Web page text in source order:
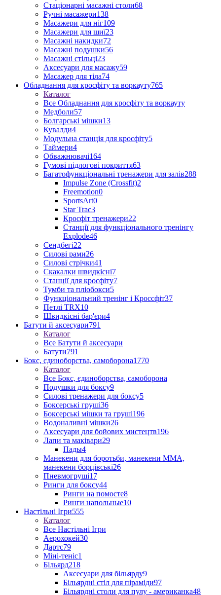
Стаціонарні масажні столи68
Ручні масажери138
Масажери для ніг109
Масажери для шиї23
Масажні накидки72
Масажні подушки56
Масажні стільці23
Аксесуари для масажу59
Масажер для тіла74
Обладнання для кросфіту та воркауту765
Каталог
Все Обладнання для кросфіту та воркауту
Медболи57
Болгарські мішки13
Кувалди4
Модульна станція для кросфіту5
Таймери4
Обважнювачі164
Гумові підлогові покриття63
Багатофункціональні тренажери для залів288
Impulse Zone (Crossfit)2
Freemotion0
SportsArt0
Star Trac3
Кросфіт тренажери22
Станції для функціонального тренінгу
Explode46
Сендбегі22
Силові рами26
Силові стрічки41
Скакалки швидкісні7
Станції для кросфіту7
Тумби та пліобокси5
Функціональний тренінг і Кроссфіт37
Петлі TRX10
Швидкісні бар'єри4
Батути й аксесуари791
Каталог
Все Батути й аксесуари
Батути791
Бокс, єдиноборства, самоборона1770
Каталог
Все Бокс, єдиноборства, самоборона
Подушки для боксу9
Силові тренажери для боксу5
Боксерські груші36
Боксерські мішки та груші196
Водоналивні мішки26
Аксесуари для бойових мистецтв196
Лапи та маківари29
Пады4
Манекени для боротьби, манекени ММА,
манекени борцівські26
Пневмогруші17
Ринги для боксу44
Ринги на помосте8
Ринги напольные10
Настільні Ігри555
Каталог
Все Настільні Ігри
Аерохокей30
Дартс79
Міні-теніс1
Більярд218
Аксесуари для більярду9
Більярдні стіл для піраміди97
Більярдні столи для пулу - американка48